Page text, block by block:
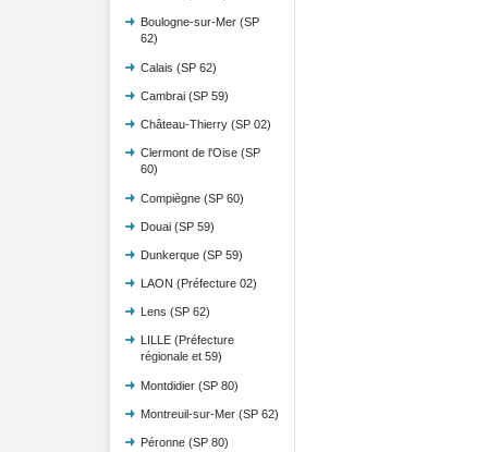
Boulogne-sur-Mer (SP
62)
Calais (SP 62)
Cambrai (SP 59)
Château-Thierry (SP 02)
Clermont de l'Oise (SP
60)
Compiègne (SP 60)
Douai (SP 59)
Dunkerque (SP 59)
LAON (Préfecture 02)
Lens (SP 62)
LILLE (Préfecture
régionale et 59)
Montdidier (SP 80)
Montreuil-sur-Mer (SP 62)
Péronne (SP 80)